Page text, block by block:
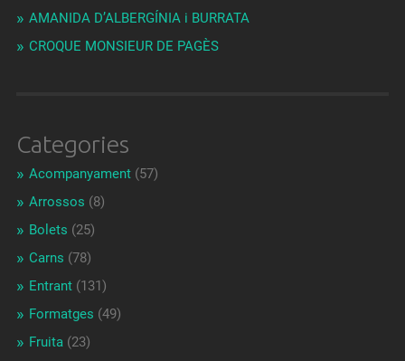
AMANIDA D’ALBERGÍNIA i BURRATA
CROQUE MONSIEUR DE PAGÈS
Categories
Acompanyament(57)
Arrossos (8)
Bolets (25)
Carns (78)
Entrant(131)
Formatges (49)
Fruita(23)